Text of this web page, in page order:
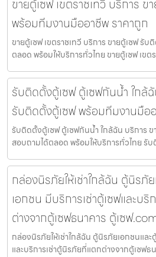
ขายตู้เซฟ เขตราชเทวี บริการ
พร้อมทีมงานมืออาชีพ ราคาถูก
ขายตู้เซฟ เขตราชเทวี บริการ ขายตู้เซฟ รั
ตลอด พร้อมให้บริการทั่วไทย ขายตู้เซฟ เขตร
รับติดตั้งตู้เซฟ ตู้เซฟกันน้ำ ใกล้
รับติดตั้งตู้เซฟ พร้อมทีมงานมือ
รับติดตั้งตู้เซฟ ตู้เซฟกันน้ำ ใกล้ฉัน บริการ
สอบถามได้ตลอด พร้อมให้บริการทั่วไทย รั
กล่องนิรภัยให้เช่าใกล้ฉัน ตู้นิรภั
เอกชน มีบริการเช่าตู้เซฟและบ
ต่างจากตู้เซฟธนาคาร ตู้เซฟ
กล่องนิรภัยให้เช่าใกล้ฉัน ตู้นิรภัยเอกชนและ
และบริการเช่าตู้นิรภัยที่แตกต่างจากตู้เซฟธ